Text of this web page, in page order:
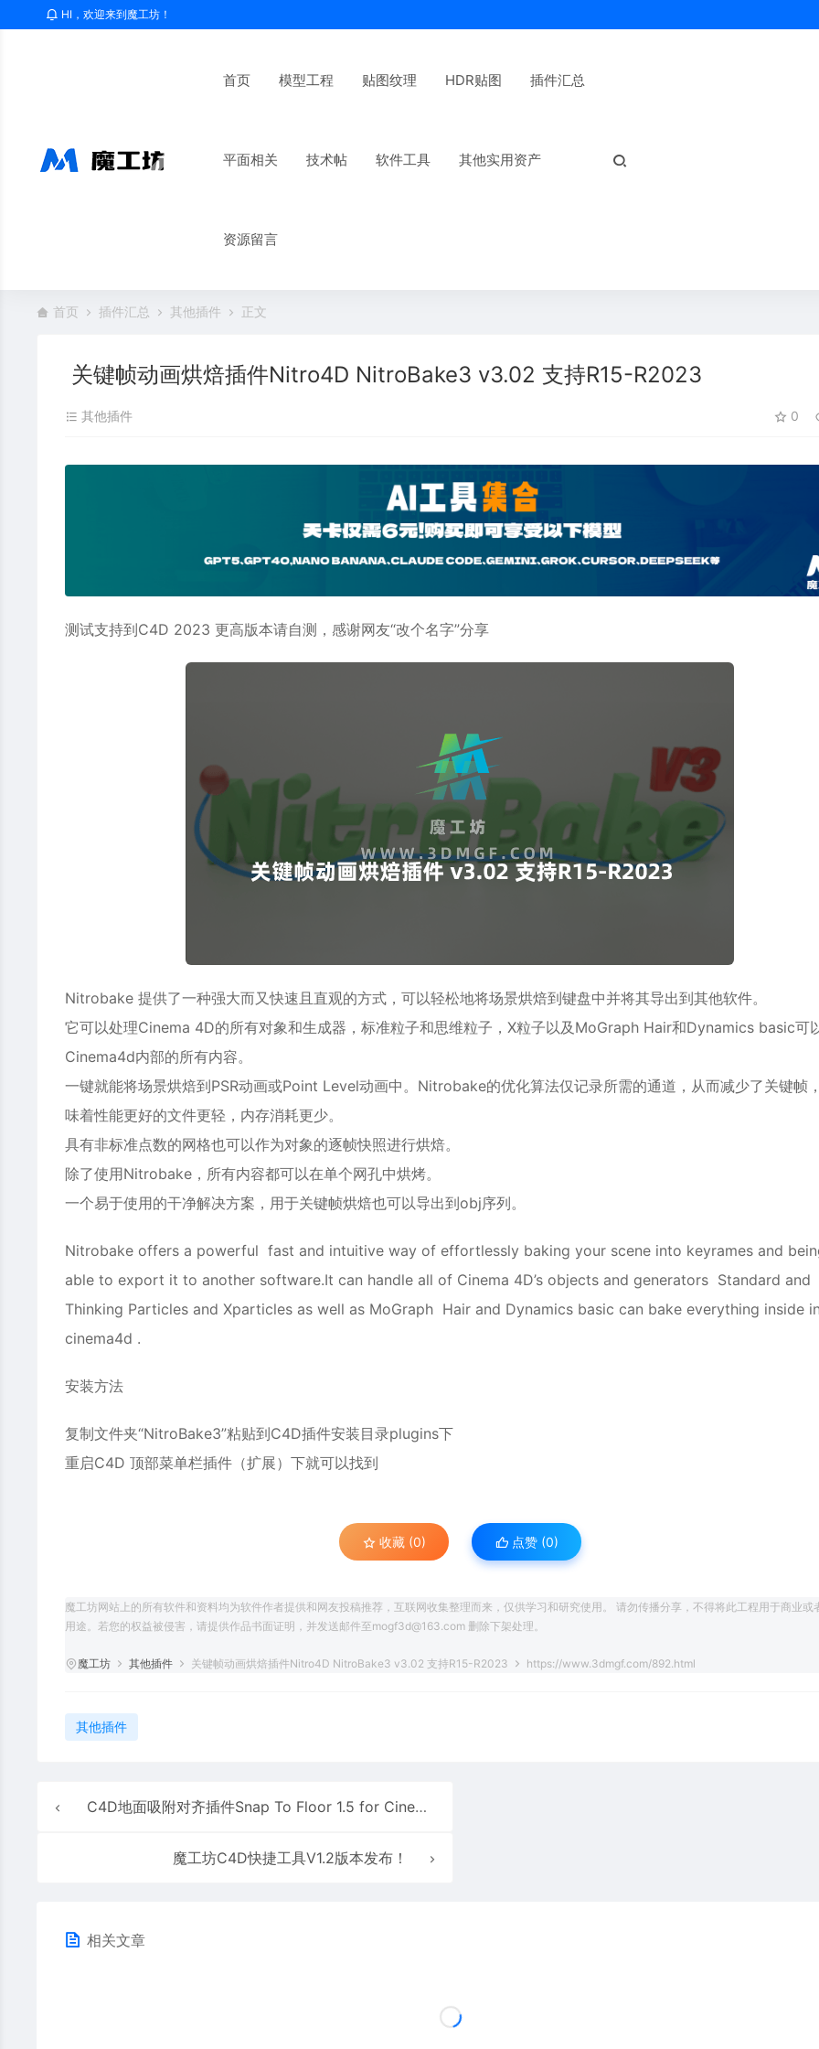
HI，欢迎来到魔工坊！
首页 模型工程 贴图纹理 HDR贴图 插件汇总
平面相关 技术帖 软件工具 其他实用资产
资源留言
首页 插件汇总 其他插件 正文
关键帧动画烘焙插件Nitro4D NitroBake3 v3.02 支持R15-R2023
其他插件 0
测试支持到C4D 2023 更高版本请自测，感谢网友“改个名字”分享
Nitrobake 提供了一种强大而又快速且直观的方式，可以轻松地将场景烘焙到键盘中并将其导出到其他软件。
它可以处理Cinema 4D的所有对象和生成器，标准粒子和思维粒子，X粒子以及MoGraph Hair和Dynamics basic可
Cinema4d内部的所有内容。
一键就能将场景烘焙到PSR动画或Point Level动画中。Nitrobake的优化算法仅记录所需的通道，从而减少了关键帧
味着性能更好的文件更轻，内存消耗更少。
具有非标准点数的网格也可以作为对象的逐帧快照进行烘焙。
除了使用Nitrobake，所有内容都可以在单个网孔中烘烤。
一个易于使用的干净解决方案，用于关键帧烘焙也可以导出到obj序列。
Nitrobake offers a powerful fast and intuitive way of effortlessly baking your scene into keyrames and
able to export it to another software.It can handle all of Cinema 4D’s objects and generators Standard and
Thinking Particles and Xparticles as well as MoGraph Hair and Dynamics basic can bake everything inside
cinema4d .
安装方法
复制文件夹“NitroBake3”粘贴到C4D插件安装目录plugins下
重启C4D 顶部菜单栏插件（扩展）下就可以找到
收藏 (0) 点赞 (0)
魔工坊网站上的所有软件和资料均为软件作者提供和网友投稿推荐，互联网收集整理而来，仅供学习和研究使用。 请勿传播分享，不得将此工程用于商业或
用途。若您的权益被侵害，请提供作品书面证明，并发送邮件至mogf3d@163.com 删除下架处理。
魔工坊 其他插件 关键帧动画烘焙插件Nitro4D NitroBake3 v3.02 支持R15-R2023 https://www.3dmgf.com/892.html
其他插件
C4D地面吸附对齐插件Snap To Floor 1.5 for Cinema 4D R15-2025 Win/Mac
魔工坊C4D快捷工具V1.2版本发布！
相关文章